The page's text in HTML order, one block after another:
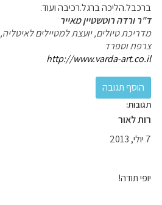
ברכבל.הליכה ברגל.רכיבה ועוד.
ד"ר ורדה רוטשטיין מאייר
מדריכת טיולים, יועצת למטיילים לאיטליה,
צרפת וספרד
http://www.varda-art.co.il
תגובות:
רות לאור
7 יולי, 2013
יופי תודה!